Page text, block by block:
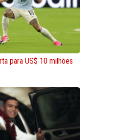
para US$ 10 milhões